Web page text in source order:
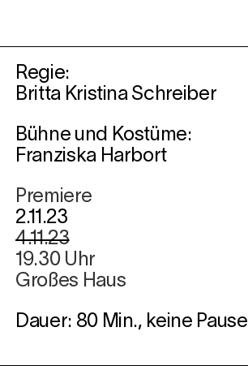
Regie:
Britta Kristina Schreiber
Bühne und Kostüme:
Franziska Harbort
Premiere
2.11.23
4.11.23
19.30 Uhr
Großes Haus
Dauer: 80 Min., keine Pause